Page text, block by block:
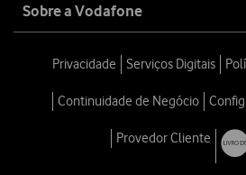
Sobre a Vodafone
Privacidade Serviços Digitais
Continuidade de Negócio
Provedor Cliente